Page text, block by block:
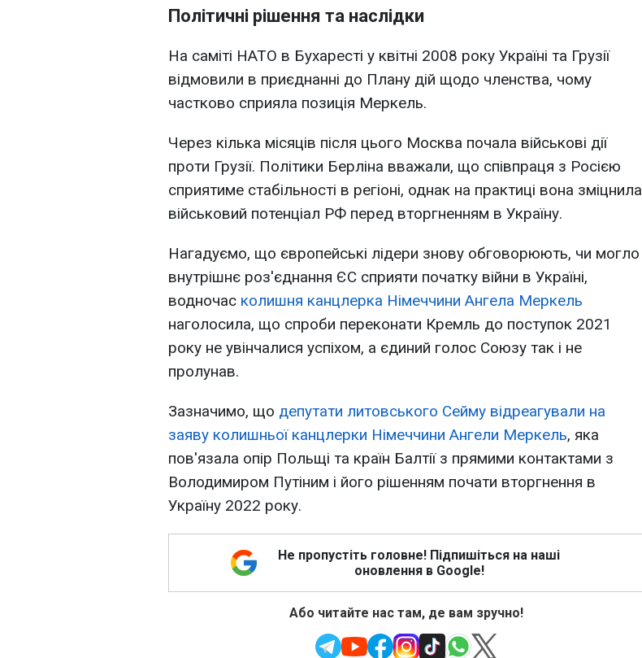
Політичні рішення та наслідки
На саміті НАТО в Бухаресті у квітні 2008 року Україні та Грузії
відмовили в приєднанні до Плану дій щодо членства, чому
частково сприяла позиція Меркель.
Через кілька місяців після цього Москва почала військові дії
проти Грузії. Політики Берліна вважали, що співпраця з Росією
сприятиме стабільності в регіоні, однак на практиці вона зміцнила
військовий потенціал РФ перед вторгненням в Україну.
Нагадуємо, що європейські лідери знову обговорюють, чи могло
внутрішнє роз'єднання ЄС сприяти початку війни в Україні,
водночас колишня канцлерка Німеччини Ангела Меркель
наголосила, що спроби переконати Кремль до поступок 2021
року не увінчалися успіхом, а єдиний голос Союзу так і не
пролунав.
Зазначимо, що депутати литовського Сейму відреагували на
заяву колишньої канцлерки Німеччини Ангели Меркель, яка
пов'язала опір Польщі та країн Балтії з прямими контактами з
Володимиром Путіним і його рішенням почати вторгнення в
Україну 2022 року.
Не пропустіть головне! Підпишіться на наші
оновлення в Google!
Або читайте нас там, де вам зручно!